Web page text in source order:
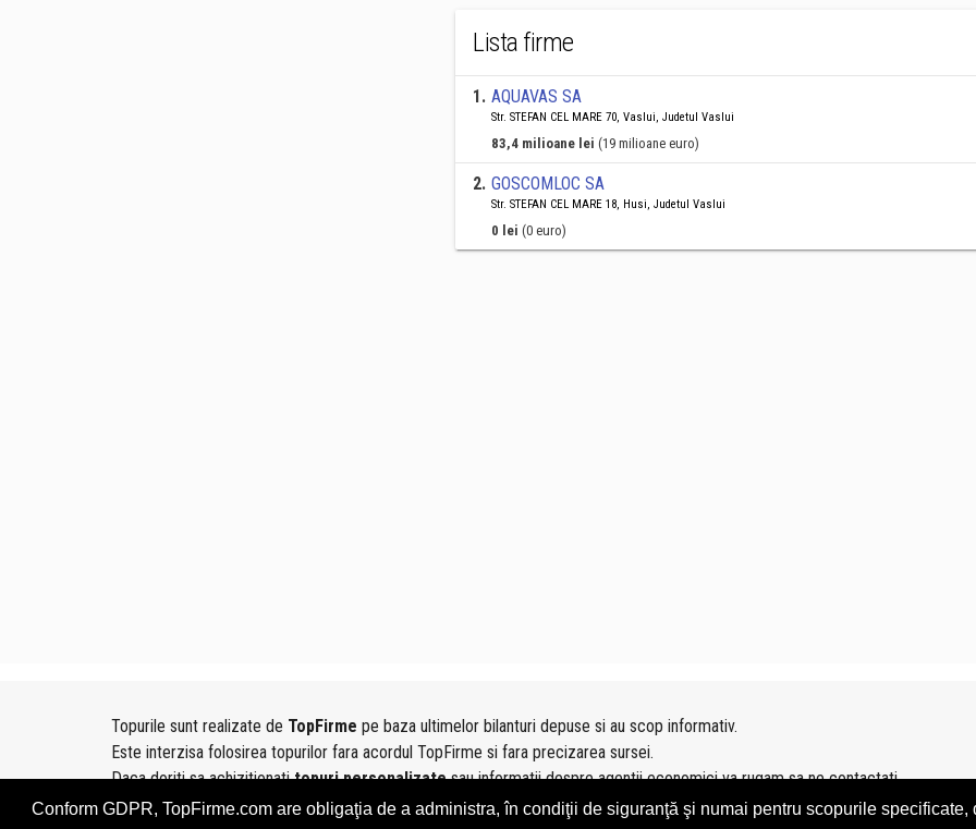
Conform GDPR, TopFirme.com are obligaţia de a administra, în condiţii de siguranţă şi numai pentru scopurile
Lista firme
1. AQUAVAS SA
Str. STEFAN CEL MARE 70, Vaslui, Judetul Vaslui
83,4 milioane lei (19 milioane euro)
2. GOSCOMLOC SA
Str. STEFAN CEL MARE 18, Husi, Judetul Vaslui
0 lei (0 euro)
Topurile sunt realizate de TopFirme pe baza ultimelor bilanturi depuse si au scop informativ.
Este interzisa folosirea topurilor fara acordul TopFirme si fara precizarea sursei.
Daca doriti sa achizitionatitopuri personalizatesau informatii despre agentii economici va rugam sa ne contactati
folosind sectiunea Contact